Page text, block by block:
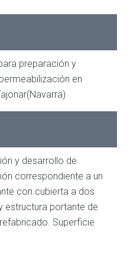
preparación y
en
y desarrollo de
correspondiente a un
con cubierta a dos
estructura portante de
Superficie